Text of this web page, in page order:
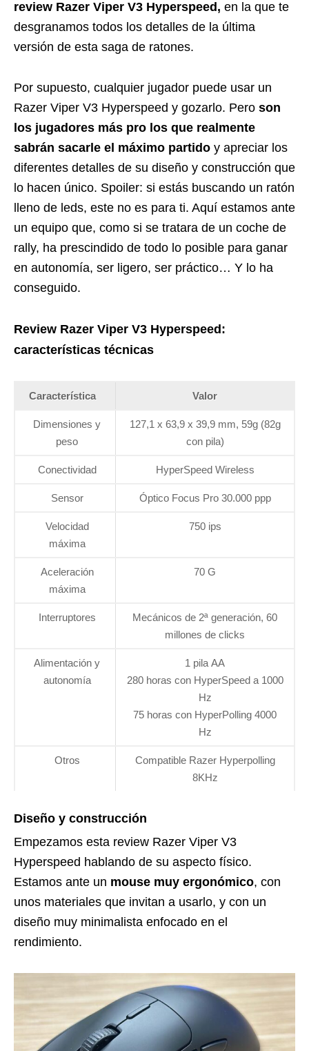
review Razer Viper V3 Hyperspeed, en la que te
desgranamos todos los detalles de la última
versión de esta saga de ratones.
Por supuesto, cualquier jugador puede usar un
Razer Viper V3 Hyperspeed y gozarlo. Pero son
los jugadores más pro los que realmente
sabrán sacarle el máximo partido y apreciar los
diferentes detalles de su diseño y construcción que
lo hacen único. Spoiler: si estás buscando un ratón
lleno de leds, este no es para ti. Aquí estamos ante
un equipo que, como si se tratara de un coche de
rally, ha prescindido de todo lo posible para ganar
en autonomía, ser ligero, ser práctico… Y lo ha
conseguido.
Review Razer Viper V3 Hyperspeed:
características técnicas
Característica Valor
Dimensiones y
peso
127,1 x 63,9 x 39,9 mm, 59g (82g
con pila)
Conectividad HyperSpeed Wireless
Sensor Óptico Focus Pro 30.000 ppp
Velocidad
máxima
750 ips
Aceleración
máxima
70 G
Interruptores
Mecánicos de 2ª generación, 60
millones de clicks
Alimentación y
autonomía
1 pila AA
280 horas con HyperSpeed a 1000
Hz
75 horas con HyperPolling 4000
Hz
Otros
Compatible Razer Hyperpolling
8KHz
Diseño y construcción
Empezamos esta review Razer Viper V3
Hyperspeed hablando de su aspecto físico.
Estamos ante un mouse muy ergonómico, con
unos materiales que invitan a usarlo, y con un
diseño muy minimalista enfocado en el
rendimiento.